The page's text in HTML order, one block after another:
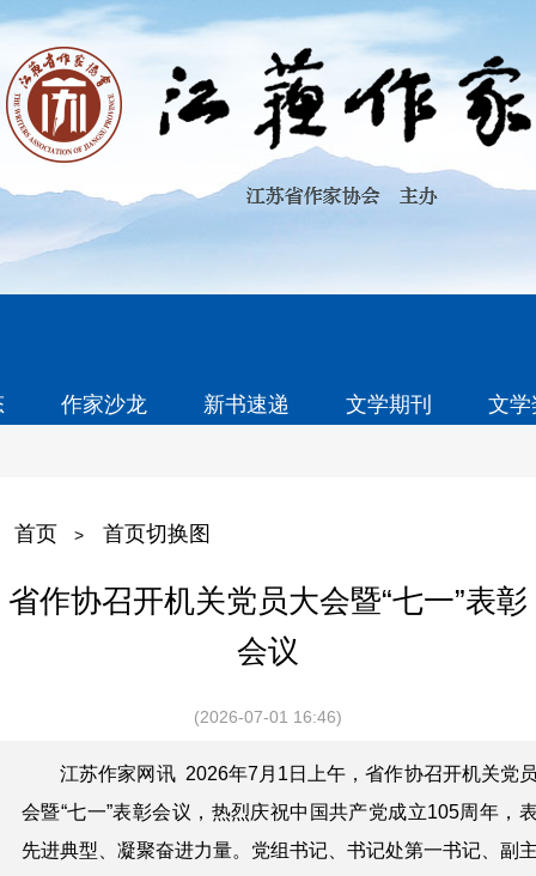
作家沙龙 新书速递 文学期刊 文
首页 > 首页切换图
省作协召开机关党员大会暨“七一”表彰
会议
(2026-07-01 16:46)
江苏作家网讯 2026年7 月 1 日 上午，省作协召开机关党
会暨“七一”表彰会议， 热烈庆祝中国共产党成立105周年，
先进典型、凝聚奋进力量。党组书记、书记处第一书记、副